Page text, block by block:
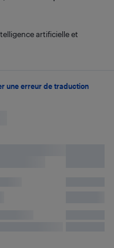
artificielle et
une erreur de traduction